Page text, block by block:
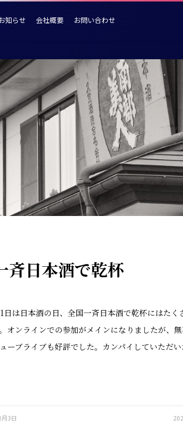
知らせ 会社概要 お問い合わせ
斉日本酒で乾杯
日は日本酒の日、全国一斉日本酒で乾杯にはた
オンラインでの参加がメインになりましたが、
ーブライブも好評でした。カンパイしていただ
3日